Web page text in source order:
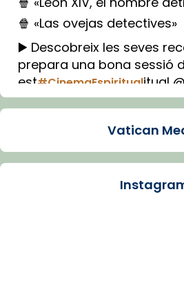
🍿 «Las ovejas detectives»
▶️ Descobreix les seves
prepara una bona sessió
est#CinemaEspiritualitual
Imatge: Generada amb IA
View on Facebook · Share
Arquebisbat de
Vatican